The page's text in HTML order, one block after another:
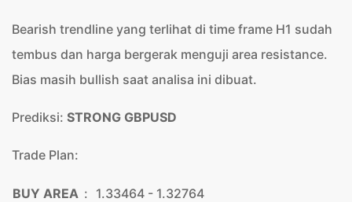
Bearish trendline yang terlihat di time frame H1 sudah
tembus dan harga bergerak menguji area resistance.
Bias masih bullish saat analisa ini dibuat.
Prediksi: STRONG GBPUSD
Trade Plan:
BUY AREA : 1.33464 - 1.32764